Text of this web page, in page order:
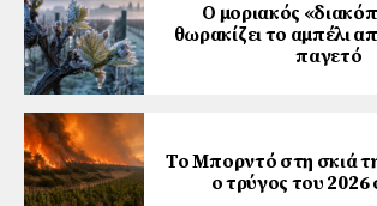
Ο μοριακός
θωρακίζει το αμπέλι
παγετό
Το Μπορντό στη σκιά
ο τρύγος του 2026